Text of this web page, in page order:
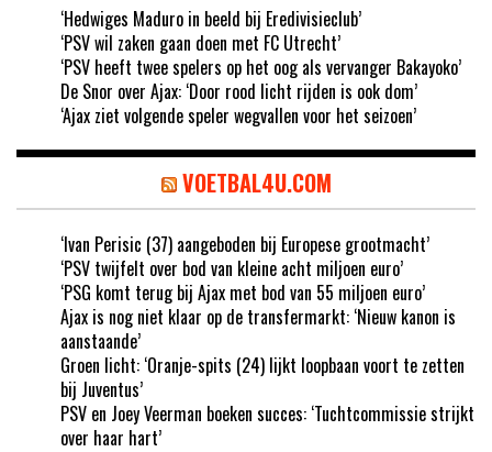
‘Hedwiges Maduro in beeld bij Eredivisieclub’
‘PSV wil zaken gaan doen met FC Utrecht’
‘PSV heeft twee spelers op het oog als vervanger Bakayoko’
De Snor over Ajax: ‘Door rood licht rijden is ook dom’
‘Ajax ziet volgende speler wegvallen voor het seizoen’
VOETBAL4U.COM
‘Ivan Perisic (37) aangeboden bij Europese grootmacht’
‘PSV twijfelt over bod van kleine acht miljoen euro’
‘PSG komt terug bij Ajax met bod van 55 miljoen euro’
Ajax is nog niet klaar op de transfermarkt: ‘Nieuw kanon is
aanstaande’
Groen licht: ‘Oranje-spits (24) lijkt loopbaan voort te zetten
bij Juventus’
PSV en Joey Veerman boeken succes: ‘Tuchtcommissie strijkt
over haar hart’